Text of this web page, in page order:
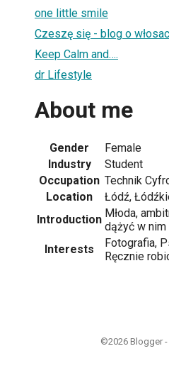
one little smile
Czeszę się - blog o
Keep Calm and….
dr Lifestyle
About me
Gender
Female
Industry
Student
Occupation Technik
Location
Łódź,
Introduction Młoda,
dążyć w nim
Interests
Fotografia,
Ręcznie
©2026 Blogger -